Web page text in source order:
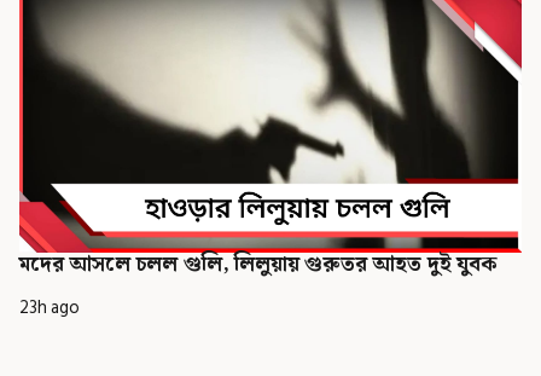
মদের আসলে চলল গুলি, লিলুয়ায় গুরুতর আহত দুই যুবক
23h ago